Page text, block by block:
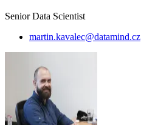
Senior Data Scientist
martin.kavalec@datamind.cz